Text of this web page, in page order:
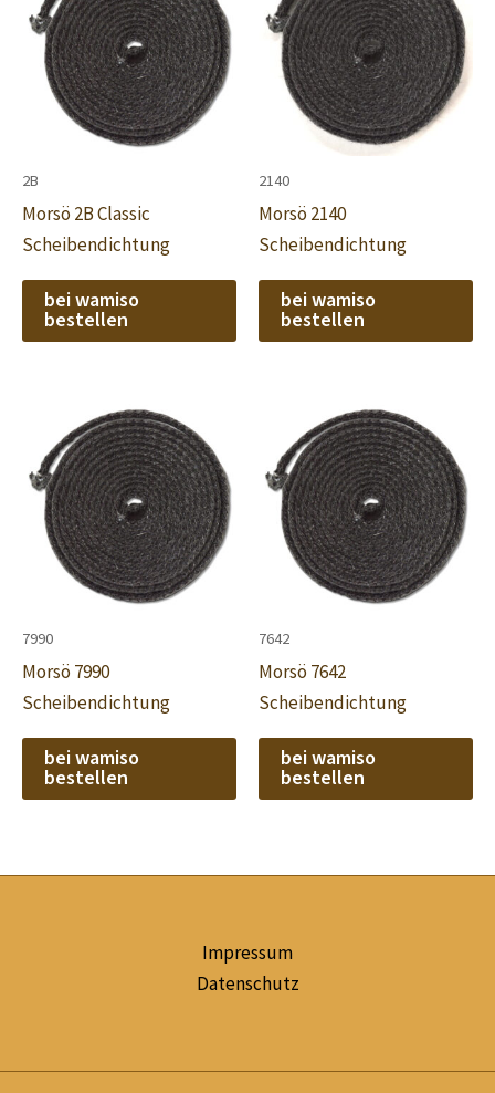
2B
Morsö 2B Classic
Scheibendichtung
bei wamiso
bestellen
2140
Morsö 2140
Scheibendichtung
bei wamiso
bestellen
7990
Morsö 7990
Scheibendichtung
bei wamiso
bestellen
7642
Morsö 7642
Scheibendichtung
bei wamiso
bestellen
Impressum
Datenschutz